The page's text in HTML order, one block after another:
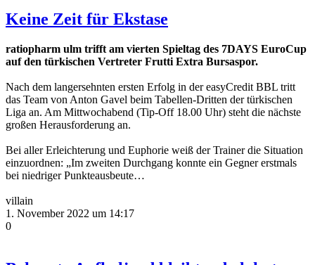
Keine Zeit für Ekstase
ratiopharm ulm trifft am vierten Spieltag des 7DAYS EuroCup
auf den türkischen Vertreter Frutti Extra Bursaspor.
Nach dem langersehnten ersten Erfolg in der easyCredit BBL tritt
das Team von Anton Gavel beim Tabellen-Dritten der türkischen
Liga an. Am Mittwochabend (Tip-Off 18.00 Uhr) steht die nächste
großen Herausforderung an.
Bei aller Erleichterung und Euphorie weiß der Trainer die Situation
einzuordnen: „Im zweiten Durchgang konnte ein Gegner erstmals
bei niedriger Punkteausbeute…
villain
1. November 2022 um 14:17
0